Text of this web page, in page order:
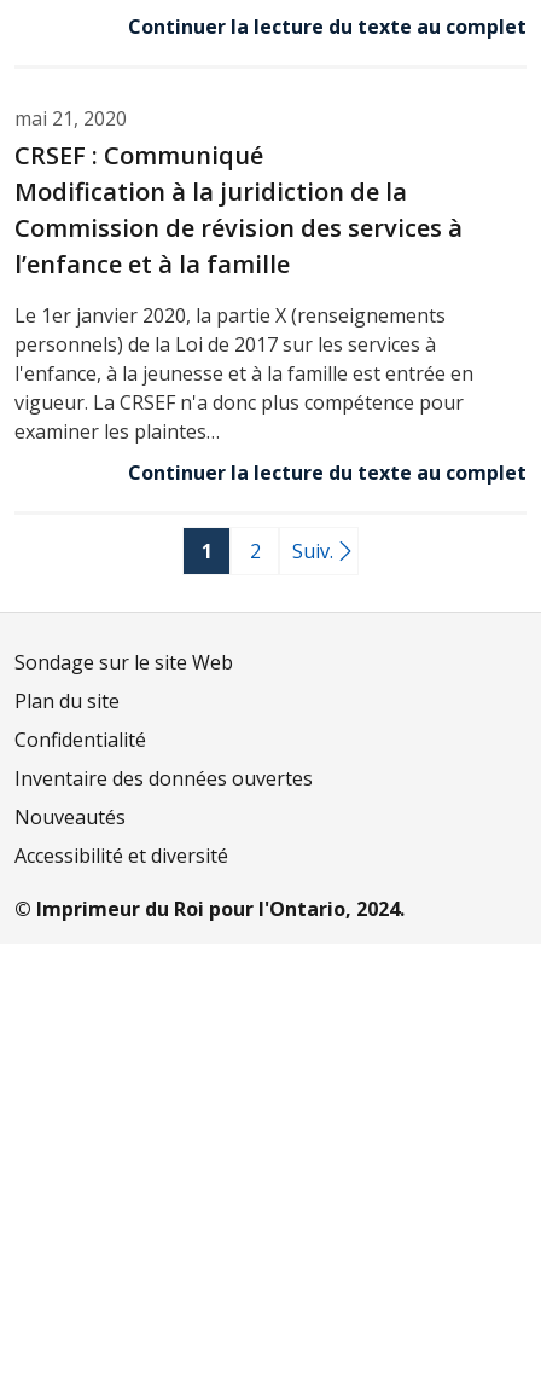
Continuer la lecture du texte au complet
mai 21, 2020
CRSEF : Communiqué
Modification à la juridiction de la
Commission de révision des services à
l’enfance et à la famille
Le 1er janvier 2020, la partie X (renseignements
personnels) de la Loi de 2017 sur les services à
l'enfance, à la jeunesse et à la famille est entrée en
vigueur. La CRSEF n'a donc plus compétence pour
examiner les plaintes…
Continuer la lecture du texte au complet
1 2 Suiv.
Sondage sur le site Web
Plan du site
Confidentialité
Inventaire des données ouvertes
Nouveautés
Accessibilité et diversité
© Imprimeur du Roi pour l'Ontario, 2024.